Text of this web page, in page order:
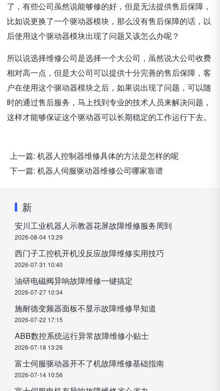
了，有些公司虽然说能够修的好，但是无法提供售后保障，
比如说更换了一个驱动器模块，那么没有售后保障的话，以
后使用这个驱动器模块出现了问题又该怎么办呢？
所以说选择维修公司是选择一个大公司，虽然说大公司收费
相对高一点，但是大公司可以提供十分完善的售后保障，客
户在使用这个驱动器模块之后，如果说出现了问题，可以随
时的通过售后服务，马上找到专业的技术人员来解决问题，
这样才能够保证这个驱动器可以长期稳定的工作运行下去。
上一篇: 机器人控制器维修具体的方法是怎样的呢
下一篇: 机器人伺服驱动器维修公司哪家靠谱
新
安川工业机器人示教器花屏故障维修服务周到
2026-08-04 13:29
西门子工控机开机没反应故障维修实用技巧
2026-07-31 10:40
油研电磁阀异响故障维修一键搞定
2026-07-27 10:34
施耐德变频器面板不显示故障维修早知道
2026-07-22 17:15
ABB数控系统运行异常故障维修小贴士
2026-07-18 13:26
富士伺服驱动器开不了机故障维修基础指南
2026-07-14 10:56